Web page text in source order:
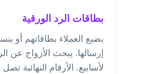
بطاقات الرد الورقية
يضيع العملاء بطاقاتهم أو
إرسالها. يبحث الأزواج عن
لأسابيع. الأرقام النهائية